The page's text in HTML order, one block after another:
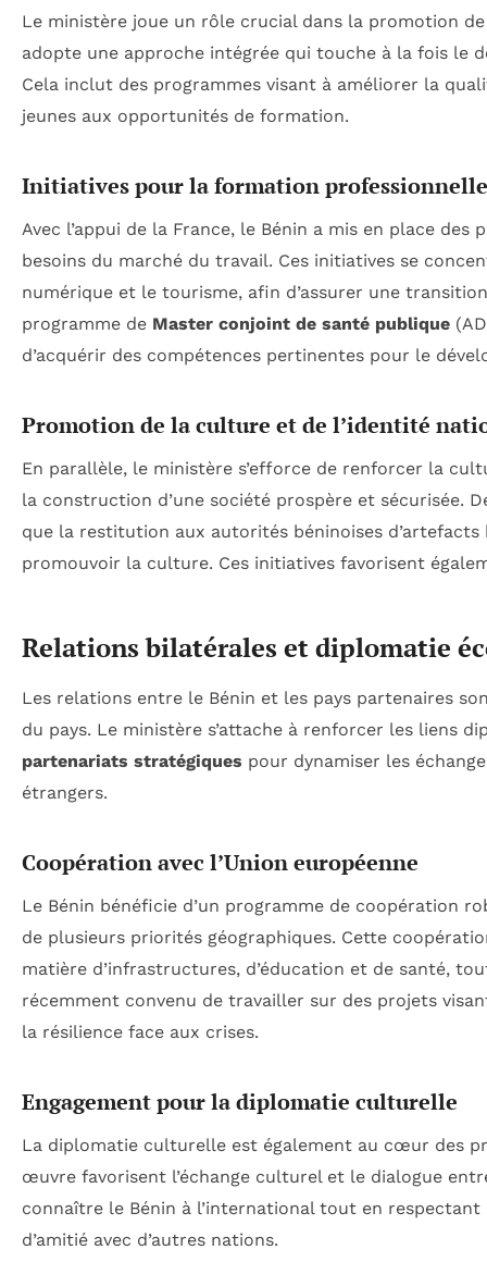
Le ministère joue un rôle crucial dans la promotion
adopte une approche intégrée qui touche à la fois le
Cela inclut des programmes visant à améliorer la
jeunes aux opportunités de formation.
Initiatives pour la formation professionnelle
Avec l’appui de la France, le Bénin a mis en place
besoins du marché du travail. Ces initiatives se
numérique et le tourisme, afin d’assurer une
programme de Master conjoint de santé publique
d’acquérir des compétences pertinentes pour le
Promotion de la culture et de l’identité
En parallèle, le ministère s’efforce de renforcer la
la construction d’une société prospère et
que la restitution aux autorités béninoises
promouvoir la culture. Ces initiatives favorisent
Relations bilatérales et diplomatie
Les relations entre le Bénin et les pays partenaires
du pays. Le ministère s’attache à renforcer les liens
partenariats stratégiques pour dynamiser les
étrangers.
Coopération avec l’Union européenne
Le Bénin bénéficie d’un programme de coopération
de plusieurs priorités géographiques. Cette
matière d’infrastructures, d’éducation et de santé,
récemment convenu de travailler sur des projets
la résilience face aux crises.
Engagement pour la diplomatie culturelle
La diplomatie culturelle est également au cœur des
œuvre favorisent l’échange culturel et le dialogue
connaître le Bénin à l’international tout en
d’amitié avec d’autres nations.